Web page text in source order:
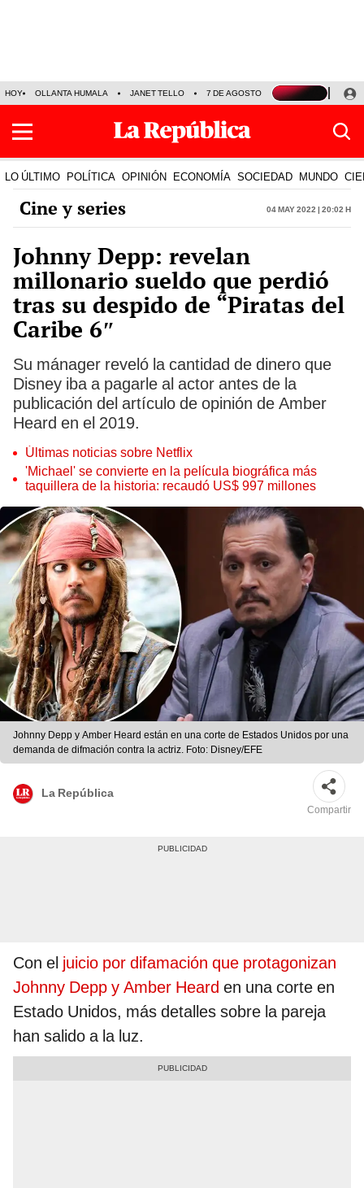
HOY OLLANTA HUMALA JANET TELLO 7 DE AGOSTO TINKA RESULTADOS
LO ÚLTIMO POLÍTICA OPINIÓN ECONOMÍA SOCIEDAD MUNDO
Cine y series 04 May 2022 | 20:02 h
Johnny Depp: revelan
millonario sueldo que perdió
tras su despido de “Piratas del
Caribe 6″
Su mánager reveló la cantidad de dinero que
Disney iba a pagarle al actor antes de la
publicación del artículo de opinión de Amber
Heard en el 2019.
Últimas noticias sobre Netflix
'Michael' se convierte en la película biográfica más
taquillera de la historia: recaudó US$ 997 millones
Johnny Depp y Amber Heard están en una corte de Estados Unidos por una
demanda de difmación contra la actriz. Foto: Disney/EFE
La República
Compartir
Con el juicio por difamación que protagonizan
Johnny Depp y Amber Heard en una corte en
Estado Unidos, más detalles sobre la pareja
han salido a la luz.